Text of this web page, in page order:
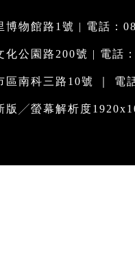
博物館路1號 | 電話：
公園路200號 | 電話
南科三路10號 ｜ 電
版╱螢幕解析度